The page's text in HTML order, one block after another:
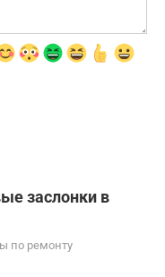
заслонки в
по ремонту